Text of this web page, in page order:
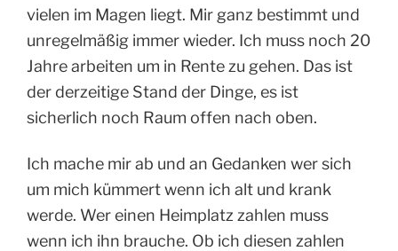
vielen im Magen liegt. Mir ganz bestimmt und
unregelmäßig immer wieder. Ich muss noch 20
Jahre arbeiten um in Rente zu gehen. Das ist
der derzeitige Stand der Dinge, es ist
sicherlich noch Raum offen nach oben.
Ich mache mir ab und an Gedanken wer sich
um mich kümmert wenn ich alt und krank
werde. Wer einen Heimplatz zahlen muss
wenn ich ihn brauche. Ob ich diesen zahlen